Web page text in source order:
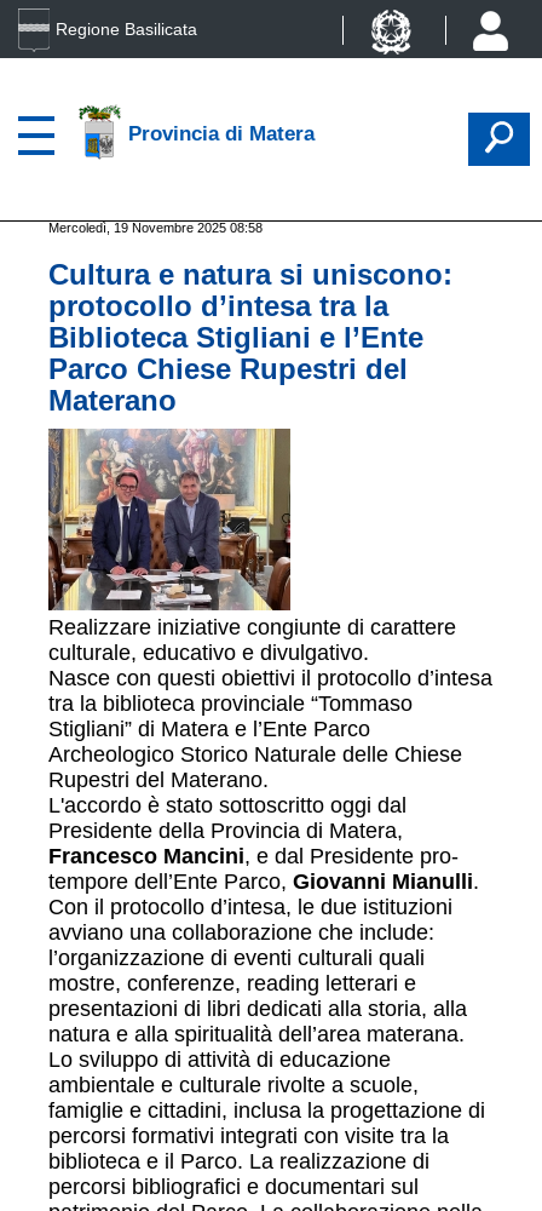
Regione Basilicata
Provincia di Matera
Mercoledì, 19 Novembre 2025 08:58
Cultura e natura si uniscono:
protocollo d’intesa tra la
Biblioteca Stigliani e l’Ente
Parco Chiese Rupestri del
Materano
Realizzare iniziative congiunte di carattere
culturale, educativo e divulgativo.
Nasce con questi obiettivi il protocollo d’intesa
tra la biblioteca provinciale “Tommaso
Stigliani” di Matera e l’Ente Parco
Archeologico Storico Naturale delle Chiese
Rupestri del Materano.
L'accordo è stato sottoscritto oggi dal
Presidente della Provincia di Matera,
Francesco Mancini, e dal Presidente pro-
tempore dell’Ente Parco, Giovanni Mianulli.
Con il protocollo d’intesa, le due istituzioni
avviano una collaborazione che include:
l’organizzazione di eventi culturali quali
mostre, conferenze, reading letterari e
presentazioni di libri dedicati alla storia, alla
natura e alla spiritualità dell’area materana.
Lo sviluppo di attività di educazione
ambientale e culturale rivolte a scuole,
famiglie e cittadini, inclusa la progettazione di
percorsi formativi integrati con visite tra la
biblioteca e il Parco. La realizzazione di
percorsi bibliografici e documentari sul